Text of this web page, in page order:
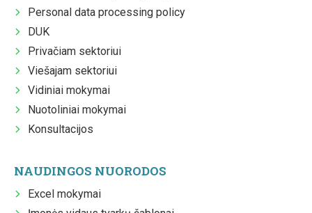
Personal data processing policy
DUK
Privačiam sektoriui
Viešajam sektoriui
Vidiniai mokymai
Nuotoliniai mokymai
Konsultacijos
NAUDINGOS NUORODOS
Excel mokymai